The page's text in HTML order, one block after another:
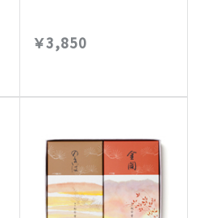
￥3,850